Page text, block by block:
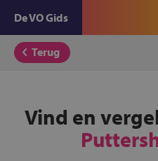
De VO Gids
Terug
Vind en